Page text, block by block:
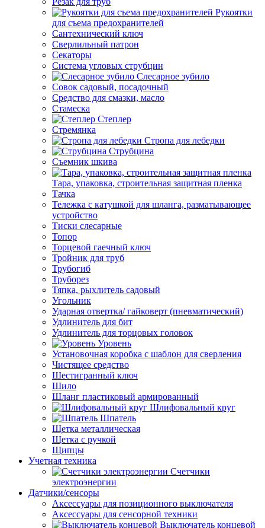
Рукоятки
для съема предохранителей
Сантехнический ключ
Сверлильный патрон
Секаторы
Система угловых струбцин
Слесарное зубило
Совок садовый, посадочный
Средство для смазки, масло
Стамеска
Степлер
Стремянка
Стропа для лебедки
Струбцина
Съемник шкива
Тара, упаковка, строительная защитная пленка
Тачка
Тележка с катушкой для шланга, разматывающее
устройство
Тиски слесарные
Топор
Торцевой гаечный ключ
Тройник для труб
Трубогиб
Труборез
Тяпка, рыхлитель садовый
Угольник
Ударная отвертка/ гайковерт (пневматический)
Удлинитель для бит
Удлинитель для торцовых головок
Уровень
Установочная коробка с шаблон для сверления
Чистящее средство
Шестигранный ключ
Шило
Шланг пластиковый армированный
Шлифовальный круг
Шпатель
Щетка металлическая
Щетка с ручкой
Щипцы
Учетная техника
Счетчики
электроэнергии
Датчики/сенсоры
Аксессуары для позиционного выключателя
Аксессуары для сенсорной техники
Выключатель концевой